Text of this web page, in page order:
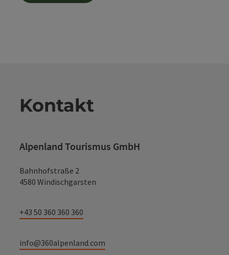
Kontakt
Alpenland Tourismus GmbH
Bahnhofstraße 2
4580 Windischgarsten
+43 50 360 360 360
info@360alpenland.com